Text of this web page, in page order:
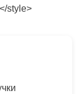
style>